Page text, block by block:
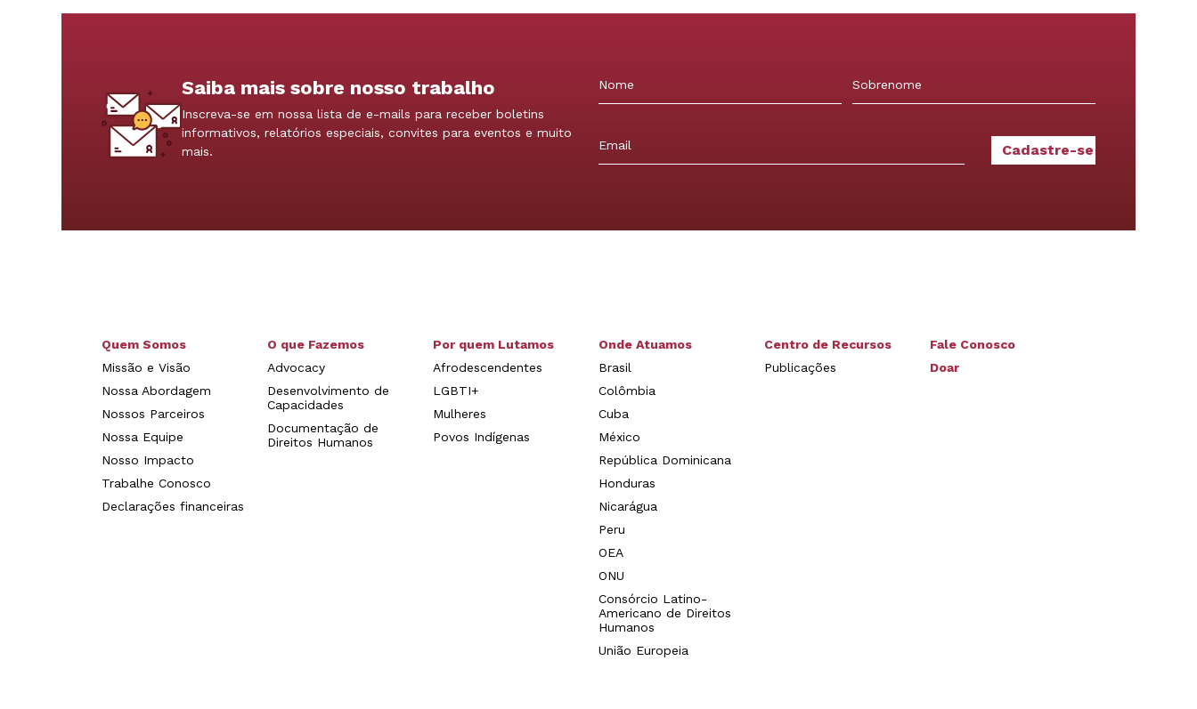
Saiba mais sobre nosso trabalho
Inscreva-se em nossa lista de e-mails para receber boletins
informativos, relatórios especiais, convites para eventos e muito
mais.
Quem Somos
Missão e Visão
Nossa Abordagem
Nossos Parceiros
Nossa Equipe
Nosso Impacto
Trabalhe Conosco
Declarações financeiras
O que Fazemos
Advocacy
Desenvolvimento de
Capacidades
Documentação de
Direitos Humanos
Por quem Lutamos
Afrodescendentes
LGBTI+
Mulheres
Povos Indígenas
Onde Atuamos
Brasil
Colômbia
Cuba
México
República Dominicana
Honduras
Nicarágua
Peru
OEA
ONU
Consórcio Latino-
Americano de Direitos
Humanos
União Europeia
Centro de Recursos
Publicações
Fale Conosco
Doar